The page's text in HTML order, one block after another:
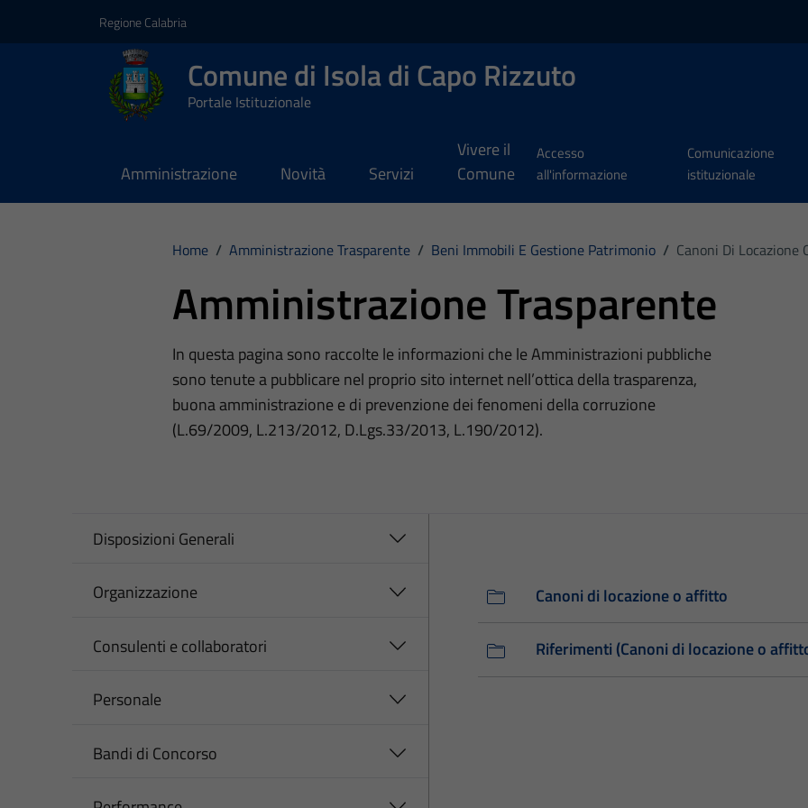
Regione Calabria
Comune di Isola di Capo Rizzuto
Portale Istituzionale
Amministrazione Novità Servizi
Vivere il
Comune
Accesso
all'informazione
Comunicazione
istituzionale
Home / Amministrazione Trasparente / Beni Immobili E Gestione Patrimonio / Canoni Di Locazione
Amministrazione Trasparente
In questa pagina sono raccolte le informazioni che le Amministrazioni pubbliche
sono tenute a pubblicare nel proprio sito internet nell’ottica della trasparenza,
buona amministrazione e di prevenzione dei fenomeni della corruzione
(L.69/2009, L.213/2012, D.Lgs.33/2013, L.190/2012).
Disposizioni Generali
Organizzazione
Consulenti e collaboratori
Personale
Bandi di Concorso
Canoni di locazione o affitto
Riferimenti (Canoni di locazione o